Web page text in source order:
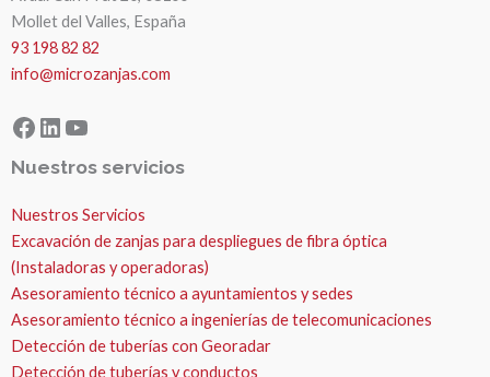
Mollet del Valles, España
93 198 82 82
info@microzanjas.com
Facebook
LinkedIn
YouTube
Nuestros servicios
Nuestros Servicios
Excavación de zanjas para despliegues de fibra óptica
(Instaladoras y operadoras)
Asesoramiento técnico a ayuntamientos y sedes
Asesoramiento técnico a ingenierías de telecomunicaciones
Detección de tuberías con Georadar
Detección de tuberías y conductos